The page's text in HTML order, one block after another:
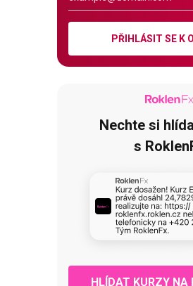
PŘIHLÁSIT SE K
Nechte si
s
HLÍDAT KURZY NA